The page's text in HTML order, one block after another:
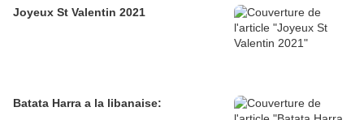
Joyeux St Valentin 2021
Batata Harra a la libanaise: